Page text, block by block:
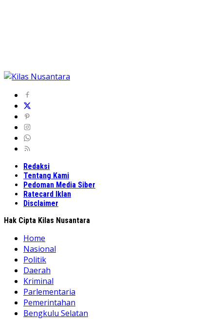
Redaksi
Tentang Kami
Pedoman Media Siber
Ratecard Iklan
Disclaimer
Hak Cipta Kilas Nusantara
Home
Nasional
Politik
Daerah
Kriminal
Parlementaria
Pemerintahan
Bengkulu Selatan